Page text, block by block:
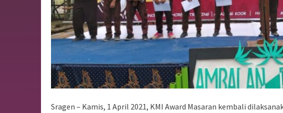
Sragen – Kamis, 1 April 2021, KMI Award Masaran kembali